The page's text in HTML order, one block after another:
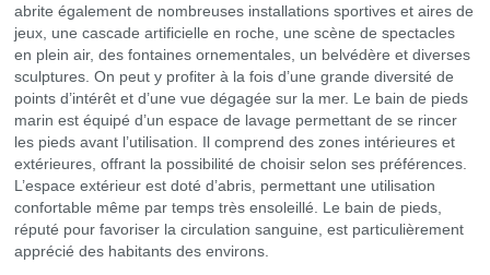
abrite également de nombreuses installations sportives et aires de
jeux, une cascade artificielle en roche, une scène de spectacles
en plein air, des fontaines ornementales, un belvédère et diverses
sculptures. On peut y profiter à la fois d’une grande diversité de
points d’intérêt et d’une vue dégagée sur la mer. Le bain de pieds
marin est équipé d’un espace de lavage permettant de se rincer
les pieds avant l’utilisation. Il comprend des zones intérieures et
extérieures, offrant la possibilité de choisir selon ses préférences.
L’espace extérieur est doté d’abris, permettant une utilisation
confortable même par temps très ensoleillé. Le bain de pieds,
réputé pour favoriser la circulation sanguine, est particulièrement
apprécié des habitants des environs.